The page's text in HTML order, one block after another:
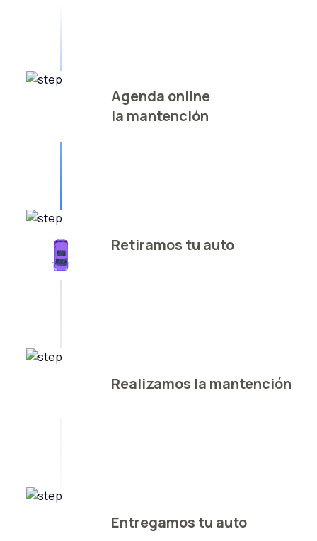
Agenda online
la mantención
Retiramos tu auto
Realizamos la mantención
Entregamos tu auto